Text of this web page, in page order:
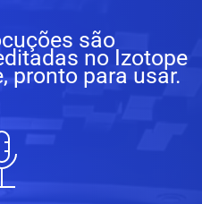
são
no Izotope
pronto para usar.